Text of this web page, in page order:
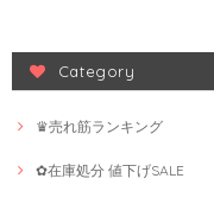
Category
♛売れ筋ランキング
✿在庫処分 値下げSALE